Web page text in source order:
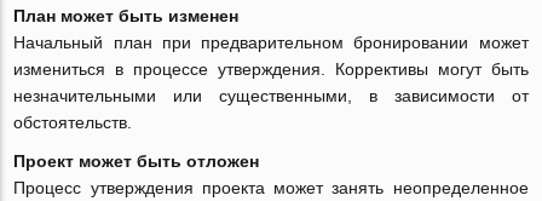
План может быть изменен
Начальный план при предварительном бронировании может
измениться в процессе утверждения. Коррективы могут быть
незначительными или существенными, в зависимости от
обстоятельств.
Проект может быть отложен
Процесс утверждения проекта может занять неопределенное